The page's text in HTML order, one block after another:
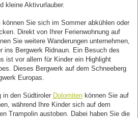
kleine Aktivurlauber.
Sie sich im Sommer abkühlen oder
Direkt von Ihrer Ferienwohnung auf
Sie weitere Wanderungen unternehmen,
ins Bergwerk Ridnaun. Ein Besuch des
ist vor allem für Kinder ein Highlight
Dieses Bergwerk auf dem Schneeberg
Europas.
in den Südtiroler Dolomitenkönnen Sie auf
während Ihre Kinder sich auf dem
Trampolin austoben. Dabei haben Sie die